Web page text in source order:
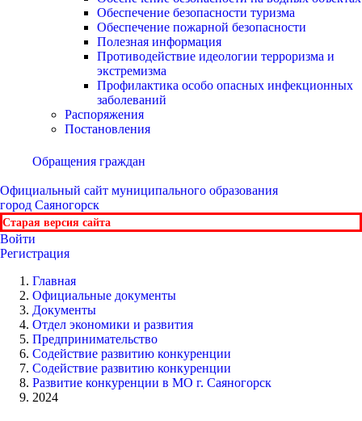
Обеспечение безопасности туризма
Обеспечение пожарной безопасности
Полезная информация
Противодействие идеологии терроризма и
экстремизма
Профилактика особо опасных инфекционных
заболеваний
Распоряжения
Постановления
Обращения граждан
Официальный сайт муниципального образования
город Саяногорск
Старая версия сайта
Войти
Регистрация
Главная
Официальные документы
Документы
Отдел экономики и развития
Предпринимательство
Содействие развитию конкуренции
Содействие развитию конкуренции
Развитие конкуренции в МО г. Саяногорск
2024